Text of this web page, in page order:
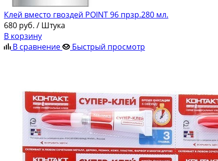
Клей вместо гвоздей POINT 96 прзр.280 мл.
680 руб. / Штука
В корзину
В сравнение
Быстрый просмотр